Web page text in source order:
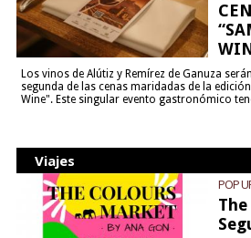
Los vinos de Alútiz y Remírez de Ganuza
segunda de las cenas maridadas de la
Wine". Este singular evento gastronómico
Viajes
POP